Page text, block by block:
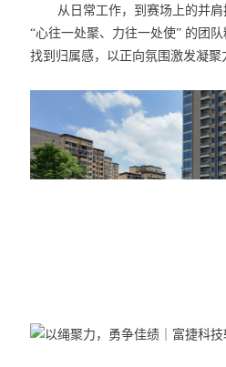
从日常工作，到赛场上的并
“心往一处聚、力往一处使” 的团
找到归属感，以正向氛围激发凝聚